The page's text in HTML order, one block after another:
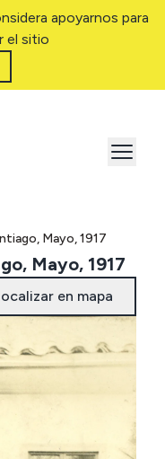
apoyarnos para
el sitio
Mayo, 1917
Mayo, 1917
en mapa